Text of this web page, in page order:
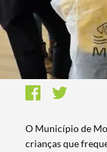
O Município de
crianças que